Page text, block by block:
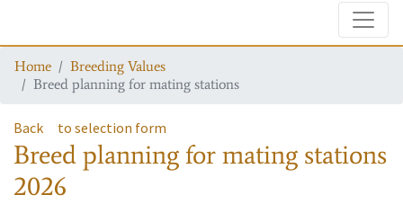
Home
Breeding Values
Breed planning for mating stations
Back to selection form
Breed planning for mating stations
2026